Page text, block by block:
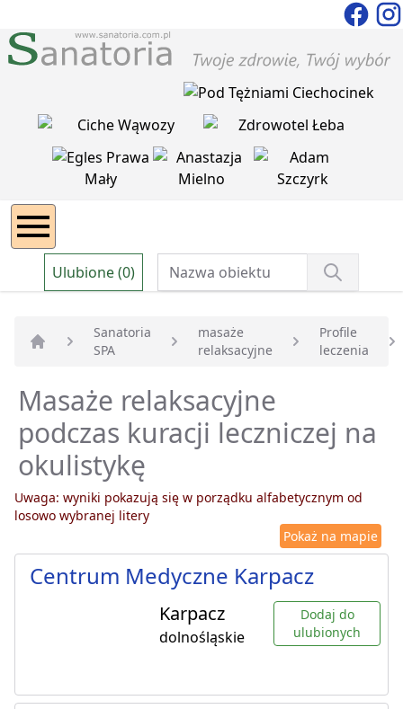
Ulubione (0)
Strona główna
Sanatoria
SPA
masaże
relaksacyjne
Profile
leczenia
Masaże relaksacyjne
podczas kuracji leczniczej na
okulistykę
Uwaga: wyniki pokazują się w porządku alfabetycznym od
losowo wybranej litery
Pokaż na mapie
Centrum Medyczne Karpacz
Karpacz
dolnośląskie
Dodaj do
ulubionych